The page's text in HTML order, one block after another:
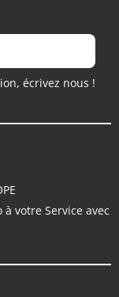
écrivez nous !
à votre Service avec